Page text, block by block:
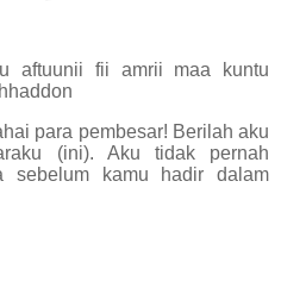
aftuunii fii amrii maa kuntu
para pembesar! Berilah aku
(ini). Aku tidak pernah
sebelum kamu hadir dalam